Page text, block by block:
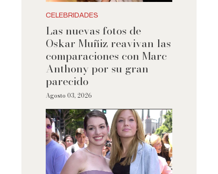
CELEBRIDADES
Las nuevas fotos de
Oskar Muñiz reavivan las
comparaciones con Marc
Anthony por su gran
parecido
Agosto 03, 2026